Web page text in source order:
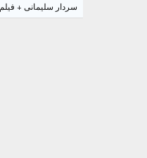
سردار سلیمانی + فیلم